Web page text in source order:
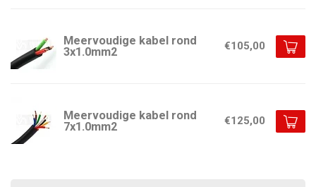
Meervoudige kabel rond
3x1.0mm2
€105,00
Meervoudige kabel rond
7x1.0mm2
€125,00